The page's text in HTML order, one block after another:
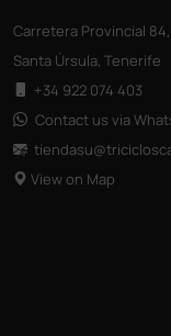
Carretera Provincial
Santa Úrsula, Tenerife
+34 922 074 403
Contact us via
View on Map